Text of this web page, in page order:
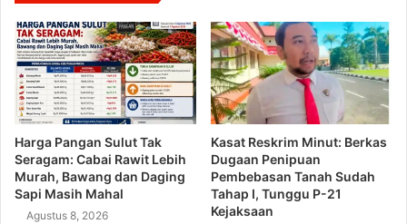
Harga Pangan Sulut Tak
Seragam: Cabai Rawit Lebih
Murah, Bawang dan Daging
Sapi Masih Mahal
Agustus 8, 2026
Kasat Reskrim Minut: Berkas
Dugaan Penipuan
Pembebasan Tanah Sudah
Tahap I, Tunggu P-21
Kejaksaan